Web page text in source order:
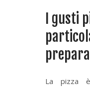
I gusti
La pizza